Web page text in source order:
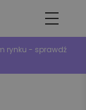
rynku - sprawdź